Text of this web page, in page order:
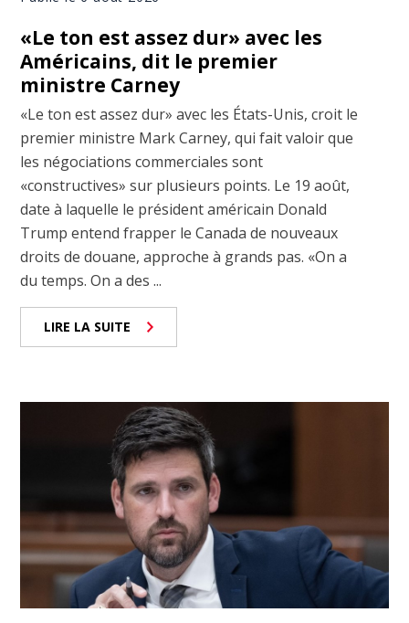
«Le ton est assez dur» avec les
Américains, dit le premier
ministre Carney
«Le ton est assez dur» avec les États-Unis, croit le
premier ministre Mark Carney, qui fait valoir que
les négociations commerciales sont
«constructives» sur plusieurs points. Le 19 août,
date à laquelle le président américain Donald
Trump entend frapper le Canada de nouveaux
droits de douane, approche à grands pas. «On a
du temps. On a des ...
LIRE LA SUITE